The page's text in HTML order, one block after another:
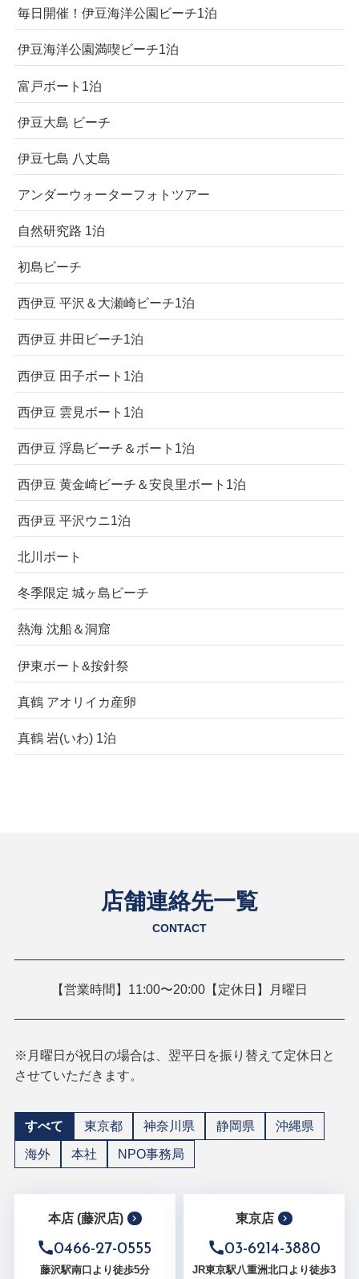
毎日開催！伊豆海洋公園ビーチ1泊
伊豆海洋公園満喫ビーチ1泊
富戸ボート1泊
伊豆大島 ビーチ
伊豆七島 八丈島
アンダーウォーターフォトツアー
自然研究路 1泊
初島ビーチ
西伊豆 平沢＆大瀬崎ビーチ1泊
西伊豆 井田ビーチ1泊
西伊豆 田子ボート1泊
西伊豆 雲見ボート1泊
西伊豆 浮島ビーチ＆ボート1泊
西伊豆 黄金崎ビーチ＆安良里ボート1泊
西伊豆 平沢ウニ1泊
北川ボート
冬季限定 城ヶ島ビーチ
熱海 沈船＆洞窟
伊東ボート&按針祭
真鶴 アオリイカ産卵
真鶴 岩(いわ) 1泊
店舗連絡先一覧
CONTACT
【営業時間】11:00〜20:00【定休日】月曜日
※月曜日が祝日の場合は、翌平日を振り替えて定休日と
させていただきます。
すべて 東京都 神奈川県 静岡県
沖縄県
海外
本社 NPO事務局
本店 (藤沢店)
0466-27-0555
藤沢駅南口より徒歩5分
東京店
03-6214-3880
JR東京駅八重洲北口より徒歩3